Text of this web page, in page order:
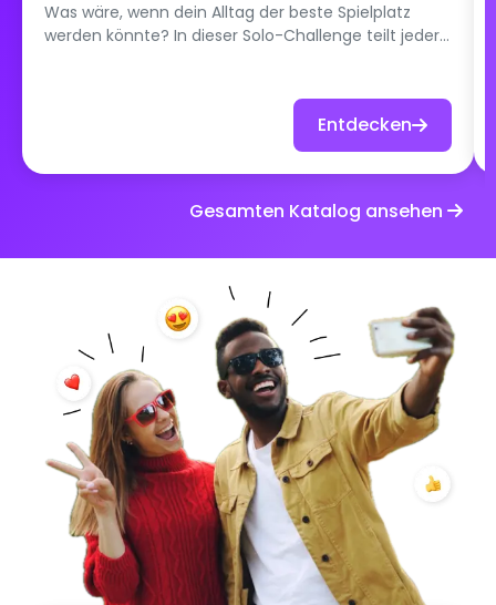
Was wäre, wenn dein Alltag der beste Spielplatz
werden könnte? In dieser Solo-Challenge teilt jeder
ungewöhnlicher Gegenstand, eine lustige Situation
oder ein Detail, das etwas über sein Leben erzählt.
Für 1 bis 2 Tage nehmen die Teilnehmer
Herausforderungen an, die sie dazu bringen, ihren
Alltag aus einem lustigen, unerwarteten oder
aufschlussreichen Blickwinkel zu zeigen. Das Ziel:
einfache und leichte Herausforderung, perfekt, um
Austausch zu schaffen, Anekdoten zu teilen und die
kleinen Dinge zu entdecken, die die Persönlichkeit
eines jeden ausmachen. Denn tief im Inneren
können selbst die gewöhnlichsten Tage sehr lustig
werden, wenn man sie teilt 😄
Entdecken
Gesamten Katalog ansehen